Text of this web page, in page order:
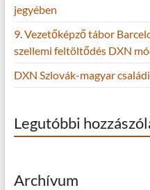
jegyében
9. Vezetőképző tábor
szellemi feltöltődés DXN
DXN Szlovák-magyar
Legutóbbi
Archívum